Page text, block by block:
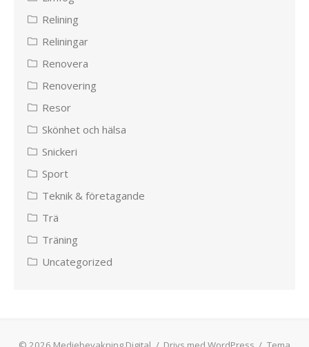
Relining
Reliningar
Renovera
Renovering
Resor
Skönhet och hälsa
Snickeri
Sport
Teknik & företagande
Trä
Träning
Uncategorized